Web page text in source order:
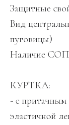
Защитные
Вид
пуговицы)
Наличие
КУРТКА:
- с
эластичной